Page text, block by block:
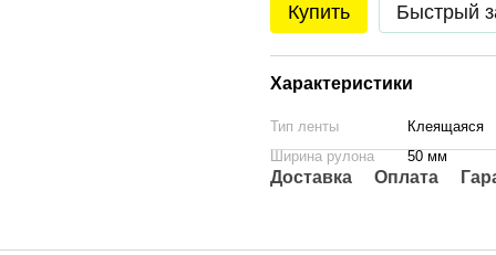
Купить Быстрый
Характеристики
Тип ленты
Клеящаяся
Ширина рулона
50 мм
Доставка Оплата